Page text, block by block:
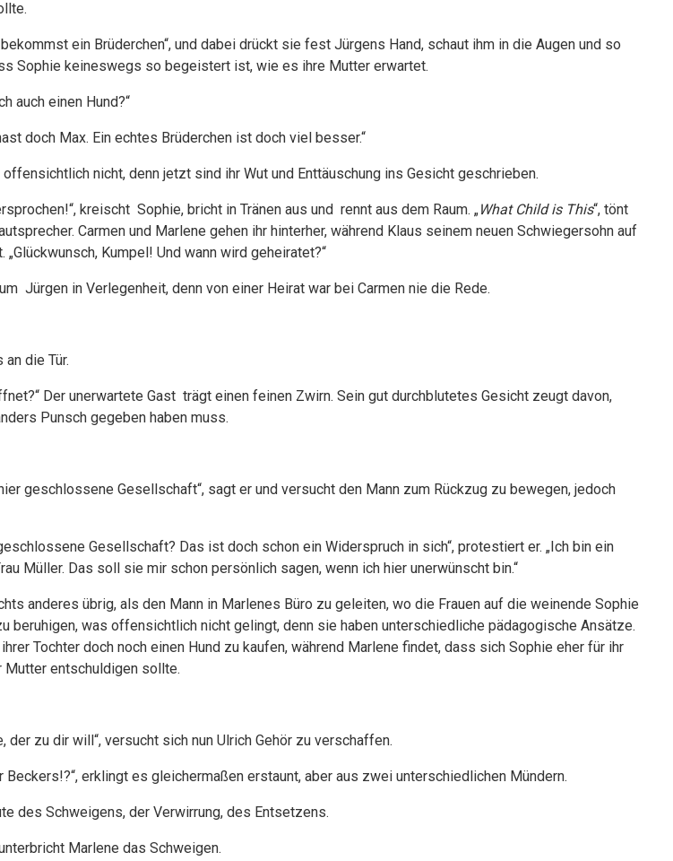
ein Brüderchen“, und dabei drückt sie fest Jürgens Hand, schaut ihm in die Augen und so
Sophie keineswegs so begeistert ist, wie es ihre Mutter erwartet.
auch einen Hund?“
doch Max. Ein echtes Brüderchen ist doch viel besser.“
nicht, denn jetzt sind ihr Wut und Enttäuschung ins Gesicht geschrieben.
kreischt Sophie, bricht in Tränen aus und rennt aus dem Raum. „What Child is This“, tönt
Carmen und Marlene gehen ihr hinterher, während Klaus seinem neuen Schwiegersohn auf
Kumpel! Und wann wird geheiratet?“
Jürgen in Verlegenheit, denn von einer Heirat war bei Carmen nie die Rede.
die Tür.
Der unerwartete Gast trägt einen feinen Zwirn. Sein gut durchblutetes Gesicht zeugt davon,
Punsch gegeben haben muss.
geschlossene Gesellschaft“, sagt er und versucht den Mann zum Rückzug zu bewegen, jedoch
Gesellschaft? Das ist doch schon ein Widerspruch in sich“, protestiert er. „Ich bin ein
Müller. Das soll sie mir schon persönlich sagen, wenn ich hier unerwünscht bin.“
anderes übrig, als den Mann in Marlenes Büro zu geleiten, wo die Frauen auf die weinende Sophie
beruhigen, was offensichtlich nicht gelingt, denn sie haben unterschiedliche pädagogische Ansätze.
Tochter doch noch einen Hund zu kaufen, während Marlene findet, dass sich Sophie eher für ihr
Mutter entschuldigen sollte.
der zu dir will“, versucht sich nun Ulrich Gehör zu verschaffen.
Beckers!?“, erklingt es gleichermaßen erstaunt, aber aus zwei unterschiedlichen Mündern.
des Schweigens, der Verwirrung, des Entsetzens.
Marlene das Schweigen.